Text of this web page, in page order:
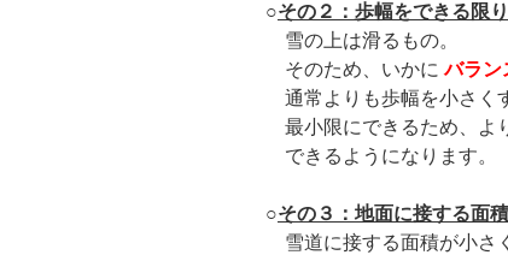
○その２：歩幅をできる限
雪の上は滑るもの。
そのため、いかにバラン
通常よりも歩幅を小さく
最小限にできるため、よ
できるようになります。
○その３：地面に接する面
雪道に接する面積が小さ